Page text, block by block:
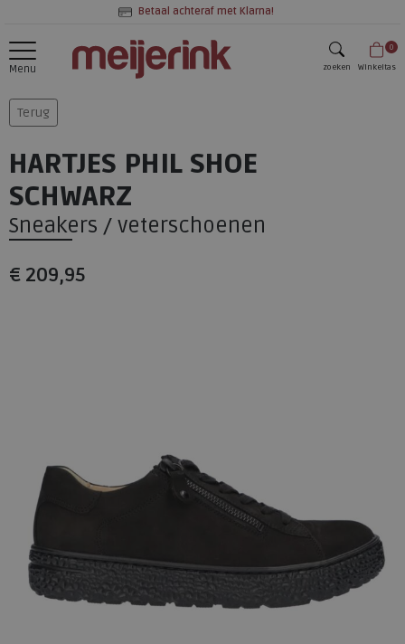
Betaal achteraf met Klarna!
Menu zoeken
0
Winkeltas
Terug
HARTJES PHIL SHOE
SCHWARZ
Sneakers / veterschoenen
€ 209,95